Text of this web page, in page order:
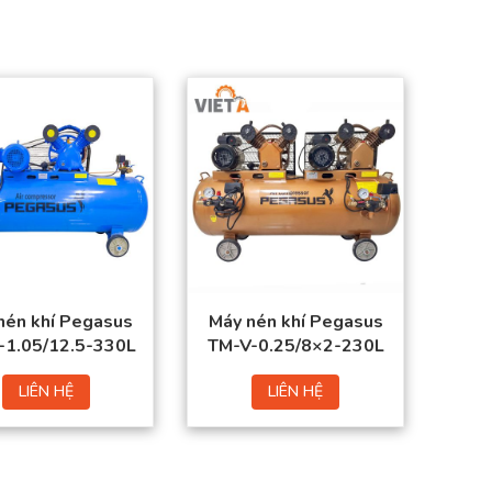
khí Pegasus
1.05/12.5-330L
LIÊN HỆ
Máy nén khí Pegasus
TM-V-0.25/8×2-230L
LIÊN HỆ